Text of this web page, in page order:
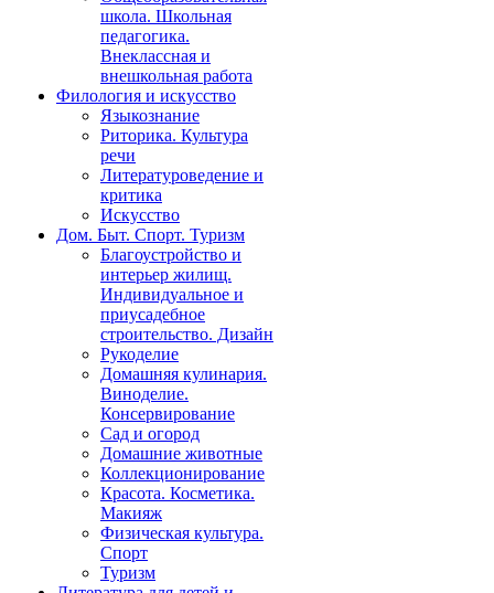
школа. Школьная
педагогика.
Внеклассная и
внешкольная работа
Филология и искусство
Языкознание
Риторика. Культура
речи
Литературоведение и
критика
Искусство
Дом. Быт. Спорт. Туризм
Благоустройство и
интерьер жилищ.
Индивидуальное и
приусадебное
строительство. Дизайн
Рукоделие
Домашняя кулинария.
Виноделие.
Консервирование
Сад и огород
Домашние животные
Коллекционирование
Красота. Косметика.
Макияж
Физическая культура.
Спорт
Туризм